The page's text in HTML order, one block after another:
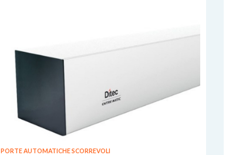
PORTE AUTOMATICHE SCORREVOLI